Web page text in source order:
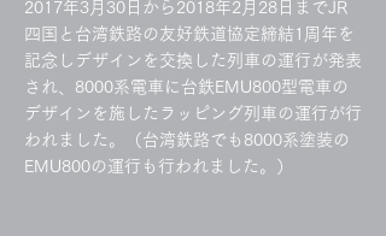
2017年3月30日から2018年2月28日までJR
四国と台湾鉄路の友好鉄道協定締結1周年を
記念しデザインを交換した列車の運行が発表
され、8000系電車に台鉄EMU800型電車の
デザインを施したラッピング列車の運行が行
われました。（台湾鉄路でも8000系塗装の
EMU800の運行も行われました。）